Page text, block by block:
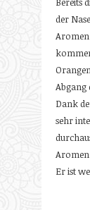
der
Abgang
Dank
sehr
Er ist